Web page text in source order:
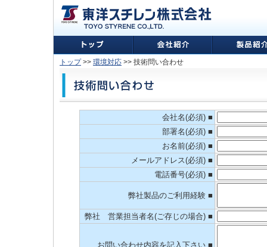
トップ>> 環境対応 >> 技術問い合わせ
会社名(必須) ■
部署名(必須) ■
お名前(必須) ■
メールアドレス(必須) ■
電話番号(必須) ■
弊社製品のご利用経験 ■
弊社 営業担当者名(ご存じの場合) ■
お問い合わせ内容を記入下さい ■